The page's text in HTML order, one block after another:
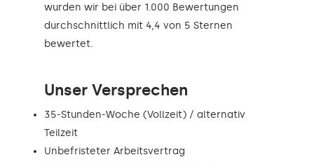
wurden wir bei über 1.000 Bewertungen
durchschnittlich mit 4,4 von 5 Sternen
bewertet.
Unser Versprechen
35-Stunden-Woche (Vollzeit) / alternativ
Teilzeit
Unbefristeter Arbeitsvertrag